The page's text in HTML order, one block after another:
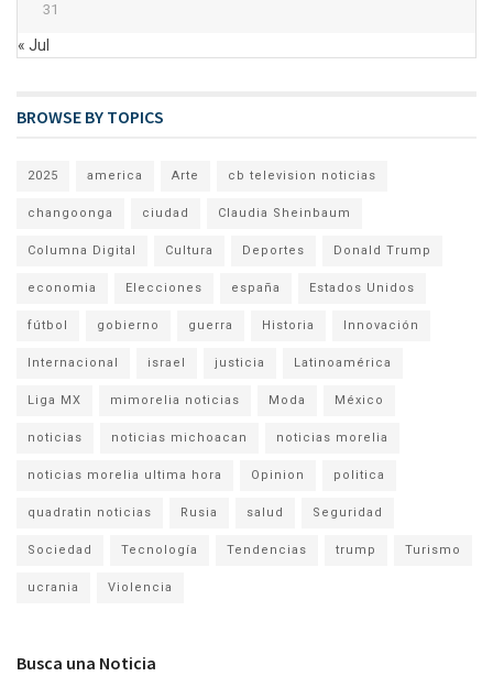
31
« Jul
BROWSE BY TOPICS
2025 america Arte cb television noticias
changoonga ciudad Claudia Sheinbaum
Columna Digital Cultura Deportes Donald Trump
economia Elecciones españa Estados Unidos
fútbol gobierno guerra Historia Innovación
Internacional israel justicia Latinoamérica
Liga MX mimorelia noticias Moda México
noticias noticias michoacan noticias morelia
noticias morelia ultima hora Opinion politica
quadratin noticias Rusia salud Seguridad
Sociedad Tecnología Tendencias trump Turismo
ucrania Violencia
Busca una Noticia